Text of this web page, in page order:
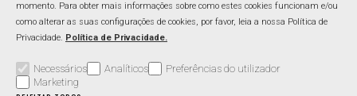
Área ReservadaPerguntas Frequentes
Política de Privacidade
momento. Para obter mais informações sobre como estes cookies funcionam e/ou
como alterar as suas configurações de cookies, por favor, leia a nossa Política de
Privacidade. Política de Privacidade.
Necessários Analíticos
Preferências do utilizador
Marketing